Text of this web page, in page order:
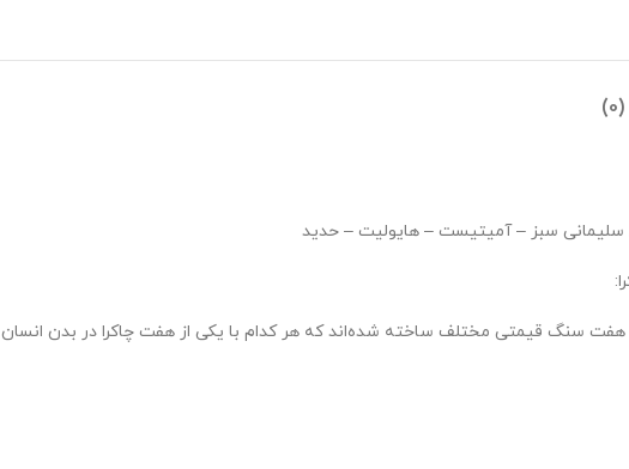
سبز – آمیتیست – هایولیت – حدید
سنگ قیمتی مختلف ساخته شده‌اند که هر کدام با یکی از هفت چاکرا در بدن